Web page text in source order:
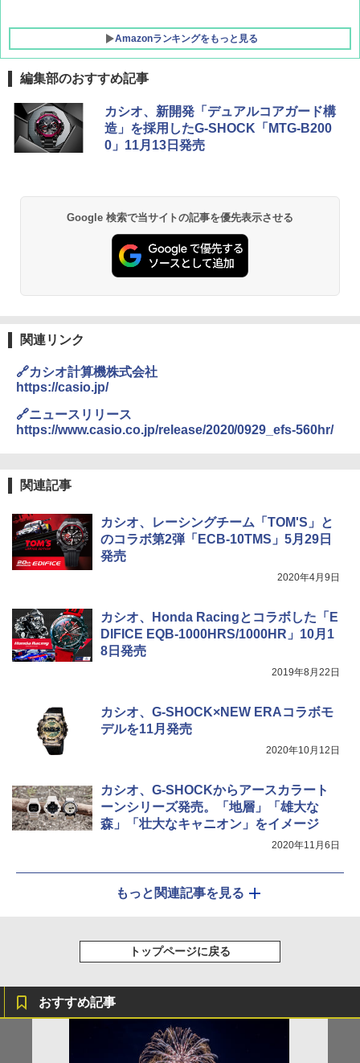
Amazonランキングをもっと見る
GRANDOOR ステンレス保冷剤 2個セット 2
026リニューアル 急速冷凍 空間倍増 衛生的
コンパクト 保冷力長持ち
-08EX カーキ ソロキャンプ ポリエステル フ
レーム ドーム型 テント
￥14,800
￥6,459
ポインターライト 強力 小型 緑色/赤色/青紫色
USB充電式 高精度 超長距離照射 長時間使用
熊撃退スプレー 熊よけスプレー 熊スプレー
【日本企業販売】超強力クマ対策スプレー 30
0ml（連続噴射30秒）110ml（連続噴射15
付き ヒグマ・イノシシ対策 自治体・教育機
関の購入実績 登山・キャンプ・アウトドア・
防災用品 長期保存可能 緊急時用 日本国内発
送
編集部のおすすめ記事
カシオ、新開発「デュアルコアガード構
造」を採用したG-SHOCK「MTG-B200
0」11月13日発売
Google 検索で当サイトの記事を優先表示させる
関連リンク
🔗カシオ計算機株式会社
https://casio.jp/
🔗ニュースリリース
https://www.casio.co.jp/release/2020/0929_efs-560hr/
関連記事
カシオ、レーシングチーム「TOM'S」と
のコラボ第2弾「ECB-10TMS」5月29日
発売
2020年4月9日
カシオ、Honda Racingとコラボした「E
DIFICE EQB-1000HRS/1000HR」10月1
8日発売
2019年8月22日
カシオ、G-SHOCK×NEW ERAコラボモ
デルを11月発売
2020年10月12日
カシオ、G-SHOCKからアースカラート
ーンシリーズ発売。「地層」「雄大な
森」「壮大なキャニオン」をイメージ
2020年11月6日
もっと関連記事を見る
トップページに戻る
おすすめ記事